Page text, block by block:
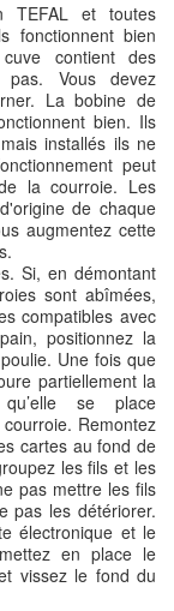
TEFAL et toutes
fonctionnent bien
contient des
pas. Vous devez
La bobine de
bien. Ils
installés ils ne
peut
la courroie. Les
de chaque
augmentez cette
Si, en démontant
sont abîmées,
compatibles avec
positionnez la
Une fois que
partiellement la
se place
courroie. Remontez
cartes au fond de
les fils et les
pas mettre les fils
pas les détériorer.
électronique et le
en place le
vissez le fond du